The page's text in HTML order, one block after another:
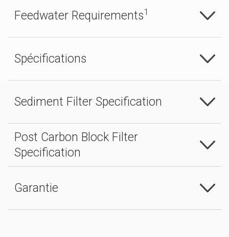
Feedwater Requirements1
Spécifications
Sediment Filter Specification
Post Carbon Block Filter
Specification
Garantie